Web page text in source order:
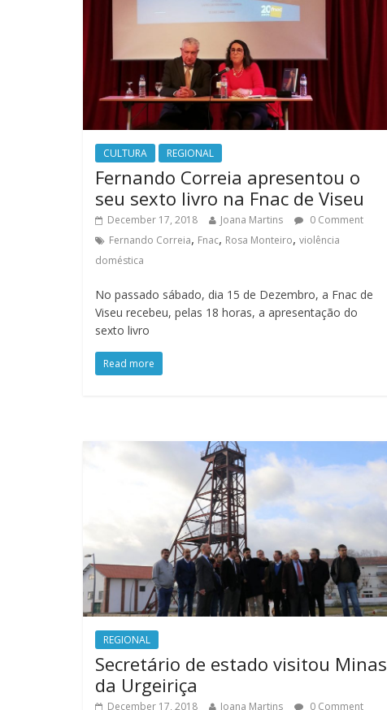
CULTURA REGIONAL
Fernando Correia apresentou o
seu sexto livro na Fnac de Viseu
December 17, 2018 Joana Martins
0 Comment
Fernando Correia, Fnac, Rosa Monteiro, violência
doméstica
No passado sábado, dia 15 de Dezembro, a Fnac de
Viseu recebeu, pelas 18 horas, a apresentação do
sexto livro
Read more
REGIONAL
Secretário de estado visitou Minas
da Urgeiriça
December 17, 2018 Joana Martins 0 Comment